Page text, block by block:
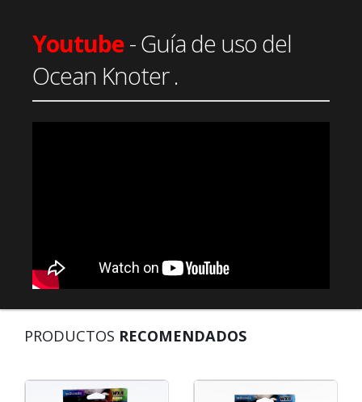
Youtube- Guía de uso del
Ocean Knoter .
PRODUCTOS RECOMENDADOS